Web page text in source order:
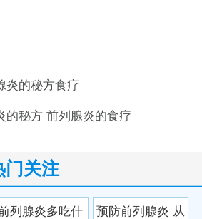
炎的秘方食疗
的秘方 前列腺炎的食疗
门关注
列腺炎多吃什 预防前列腺炎 从